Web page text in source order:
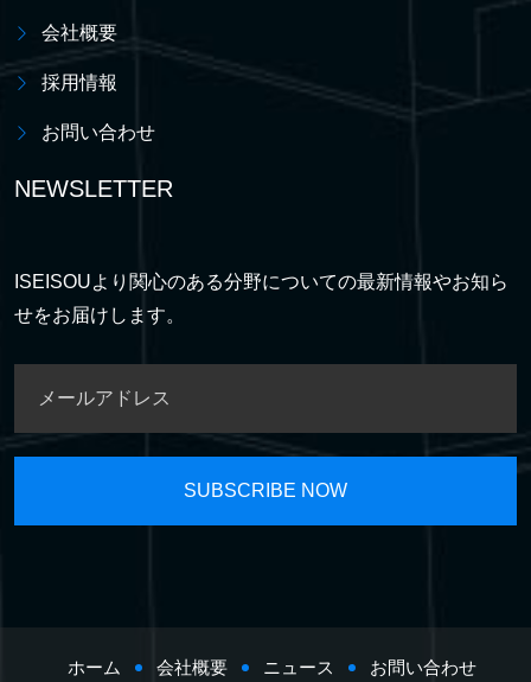
会社概要
採用情報
お問い合わせ
NEWSLETTER
ISEISOUより関心のある分野についての最新情報やお知ら
せをお届けします。
ホーム 会社概要 ニュース お問い合わせ